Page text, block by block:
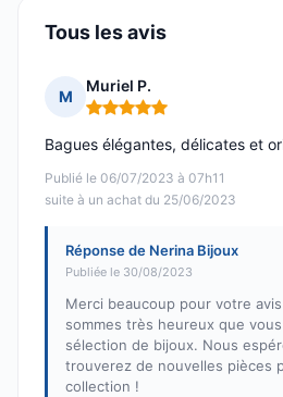
Tous les avis
M
Muriel P.
Note : 5 sur 5
Publié le 06/07/2023 à 07h11
suite à un achat du 25/06/2023
Bagues élégantes, délicates et
Réponse de Nerina Bijoux
Publiée le 30/08/2023
Merci beaucoup pour votre
sommes très heureux que
sélection de bijoux. Nous
trouverez de nouvelles pièces
collection !